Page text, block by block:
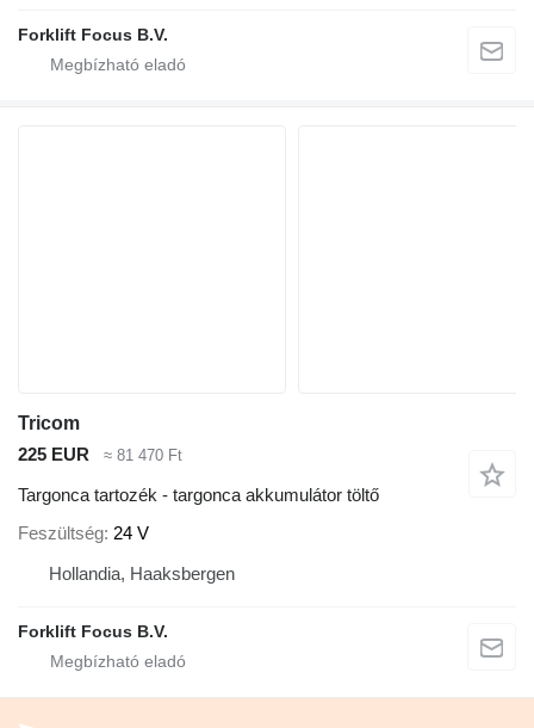
Forklift Focus B.V.
Tricom
225 EUR
≈ 81 470 Ft
Targonca tartozék - targonca akkumulátor töltő
Feszültség 24 V
Hollandia, Haaksbergen
Forklift Focus B.V.